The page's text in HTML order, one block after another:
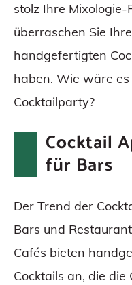
stolz Ihre
überraschen Sie
handgefertigten
haben. Wie wäre
Cocktailparty?
Cocktail
für Bars
Der Trend der
Bars und
Cafés bieten
Cocktails an, die